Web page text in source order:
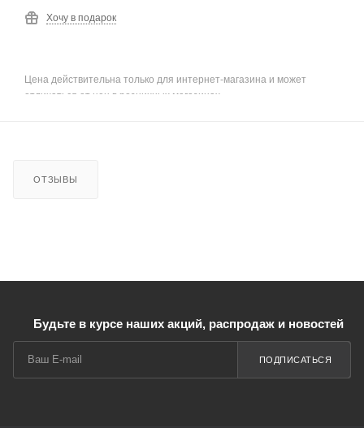
Хочу в подарок
Цена действительна только для интернет-магазина и может
отличаться от цен в розничных магазинах
ОТЗЫВЫ
Будьте в курсе наших акций, распродаж и новостей
ПОДПИСАТЬСЯ